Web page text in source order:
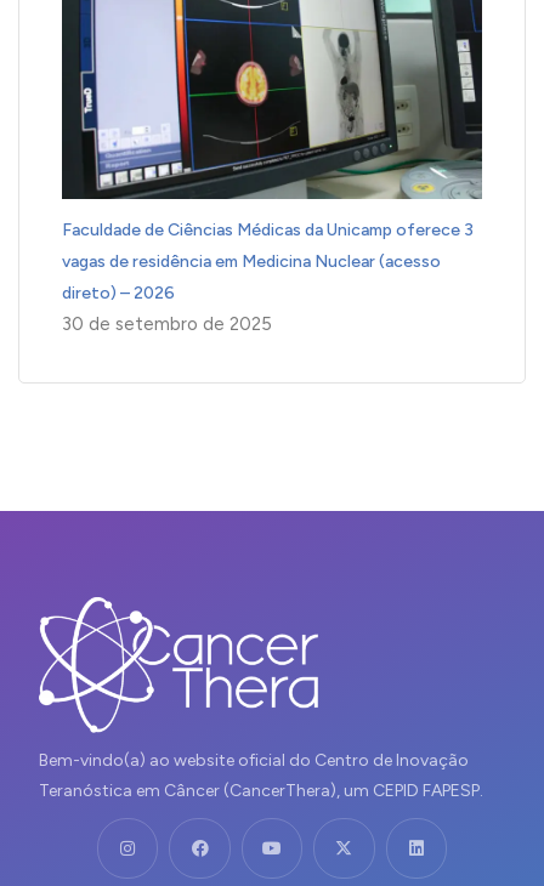
Faculdade de Ciências Médicas da Unicamp oferece 3
vagas de residência em Medicina Nuclear (acesso
direto) – 2026
30 de setembro de 2025
Bem-vindo(a) ao website oficial do Centro de Inovação
Teranóstica em Câncer (CancerThera), um CEPID FAPESP.